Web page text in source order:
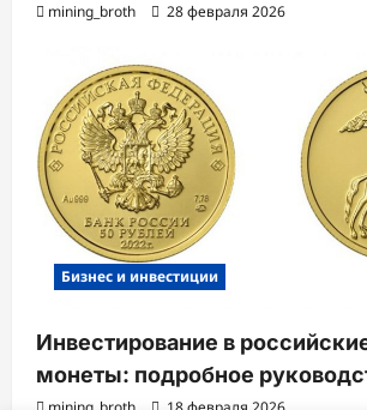
mining_broth 28 февраля 2026
Бизнес и инвестиции
Инвестирование в
монеты: подробное